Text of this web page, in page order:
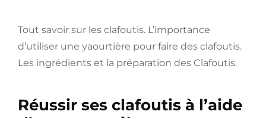
Tout savoir sur les clafoutis. L’importance
d’utiliser une yaourtière pour faire des clafoutis.
Les ingrédients et la préparation des Clafoutis.
Réussir ses clafoutis à l’aide